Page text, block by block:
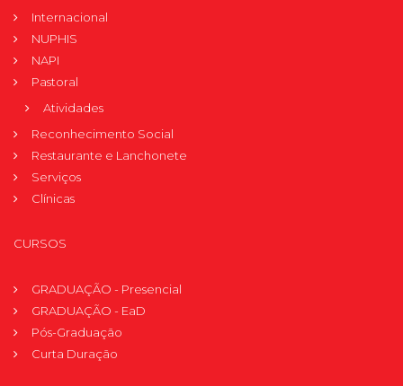
Internacional
NUPHIS
NAPI
Pastoral
Atividades
Reconhecimento Social
Restaurante e Lanchonete
Serviços
Clínicas
CURSOS
GRADUAÇÃO - Presencial
GRADUAÇÃO - EaD
Pós-Graduação
Curta Duração